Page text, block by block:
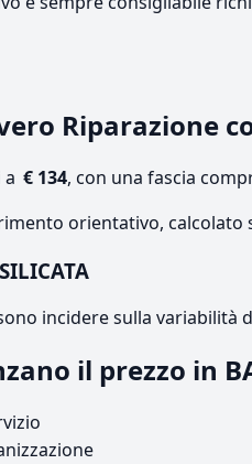
Riparazione
€ 134, con una fascia
orientativo, calcolato
incidere sulla variabilità
il prezzo in